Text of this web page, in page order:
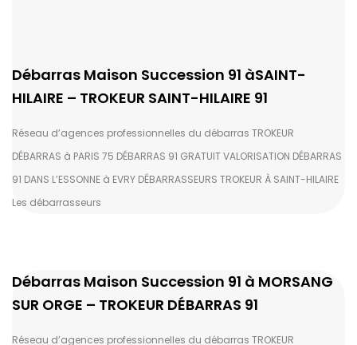
Débarras Maison Succession 91 àSAINT-
HILAIRE – TROKEUR SAINT-HILAIRE 91
Réseau d’agences professionnelles du débarras TROKEUR
DÉBARRAS à PARIS 75 DÉBARRAS 91 GRATUIT VALORISATION DÉBARRAS
91 DANS L’ESSONNE à EVRY DÉBARRASSEURS TROKEUR À SAINT-HILAIRE
Les débarrasseurs
Débarras Maison Succession 91 à MORSANG
SUR ORGE – TROKEUR DÉBARRAS 91
Réseau d’agences professionnelles du débarras TROKEUR